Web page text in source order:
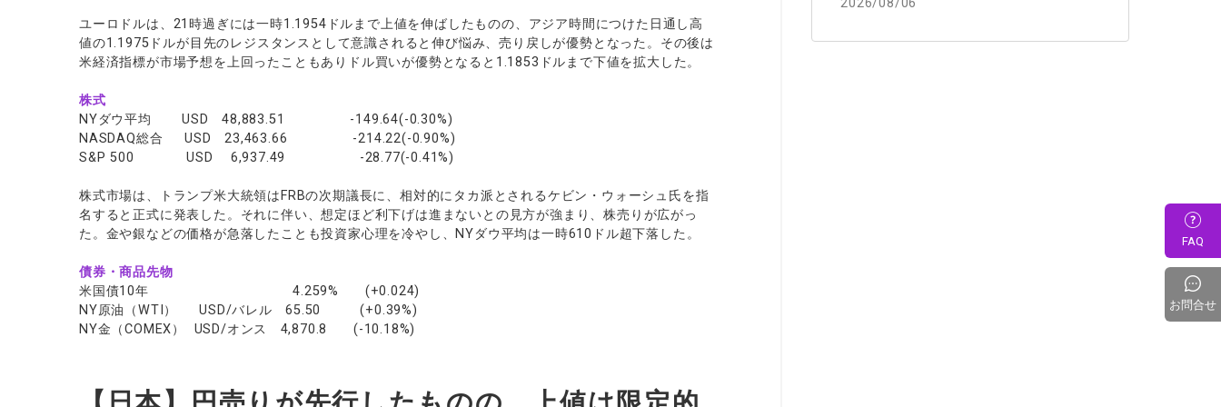
ユーロドルは、21時過ぎには一時1.1954ドルまで上値を伸ばしたものの、アジア時間につけた日通し高
値の1.1975ドルが目先のレジスタンスとして意識されると伸び悩み、売り戻しが優勢となった。その後は
米経済指標が市場予想を上回ったこともありドル買いが優勢となると1.1853ドルまで下値を拡大した。
株式
NYダウ平均 USD 48,883.51 -149.64(-0.30%)
NASDAQ総合 USD 23,463.66 -214.22(-0.90%)
S&P 500 USD 6,937.49 -28.77(-0.41%)
株式市場は、トランプ米大統領はFRBの次期議長に、相対的にタカ派とされるケビン・ウォーシュ氏を指
名すると正式に発表した。それに伴い、想定ほど利下げは進まないとの見方が強まり、株売りが広がっ
た。金や銀などの価格が急落したことも投資家心理を冷やし、NYダウ平均は一時610ドル超下落した。
債券・商品先物
米国債10年 4.259% (+0.024)
NY原油（WTI） USD/バレル 65.50 (+0.39%)
NY金（COMEX） USD/オンス 4,870.8 (-10.18%)
FAQ
お問合せ